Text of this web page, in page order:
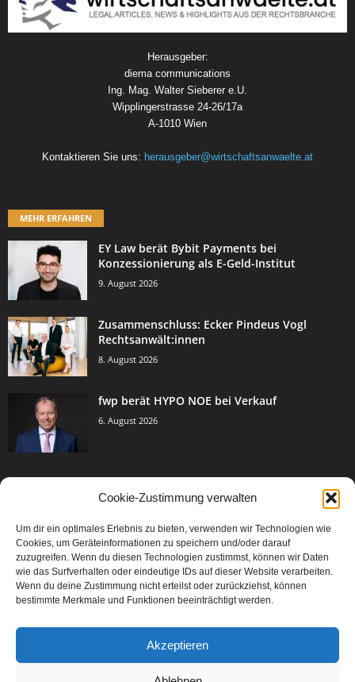
Cookie-Zustimmung verwalten
Um dir ein optimales Erlebnis zu bieten, verwenden wir Technologien wie
Cookies, um Geräteinformationen zu speichern und/oder darauf
zuzugreifen. Wenn du diesen Technologien zustimmst, können wir Daten
wie das Surfverhalten oder eindeutige IDs auf dieser Website verarbeiten.
Wenn du deine Zustimmung nicht erteilst oder zurückziehst, können
bestimmte Merkmale und Funktionen beeinträchtigt werden.
Akzeptieren
Herausgeber:
diema communications
Ing. Mag. Walter Sieberer e.U.
Wipplingerstrasse 24-26/17a
A-1010 Wien
Kontaktieren Sie uns: herausgeber@wirtschaftsanwaelte.at
MEHR ERFAHREN
EY Law berät Bybit Payments bei
Konzessionierung als E-Geld-Institut
9. August 2026
Zusammenschluss: Ecker Pindeus Vogl
Rechtsanwält:innen
8. August 2026
fwp berät HYPO NOE bei Verkauf
6. August 2026
Events & Success 3005
Breaking News 2067
Aktuelles
Featured Article
Karriere 567